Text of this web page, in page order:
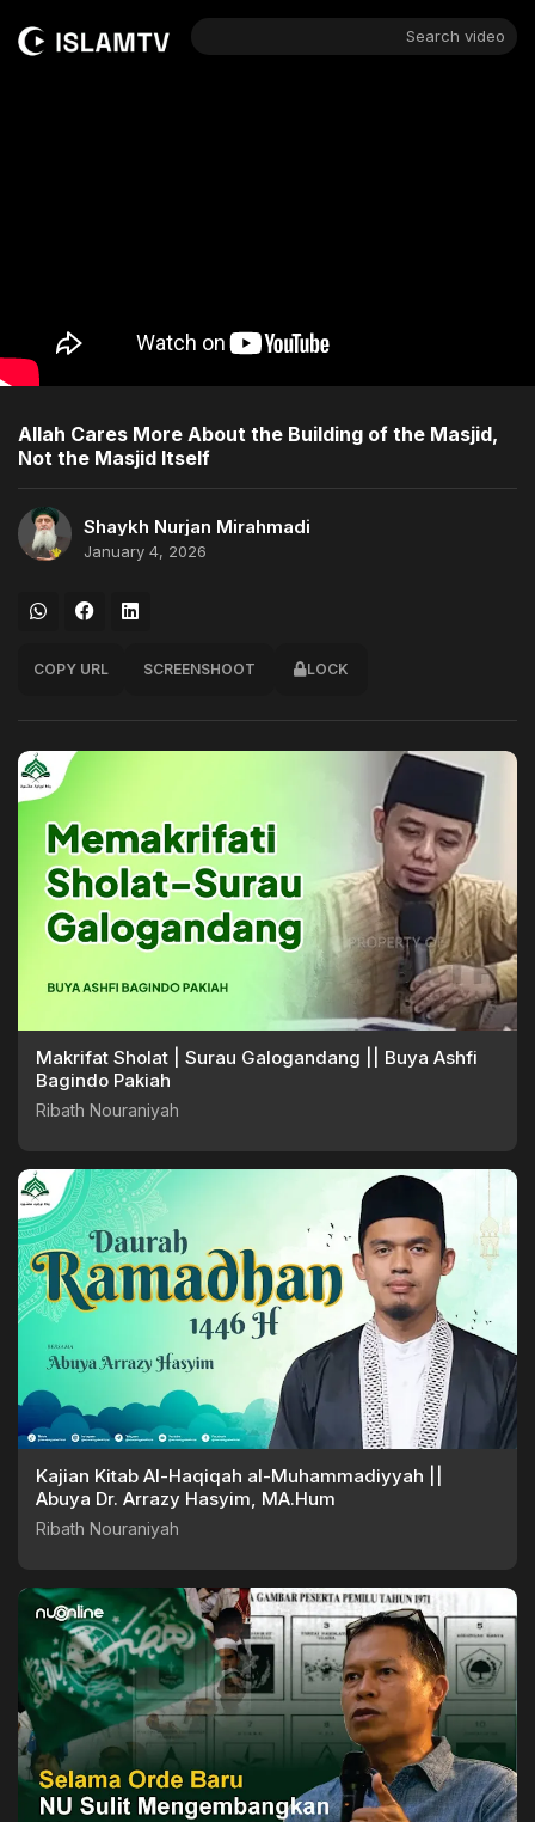
Search video
Allah Cares More About the Building of the Masjid,
Not the Masjid Itself
Shaykh Nurjan Mirahmadi
January 4, 2026
COPY URL SCREENSHOOT LOCK
Makrifat Sholat | Surau Galogandang || Buya Ashfi
Bagindo Pakiah
Ribath Nouraniyah
Kajian Kitab Al-Haqiqah al-Muhammadiyyah ||
Abuya Dr. Arrazy Hasyim, MA.Hum
Ribath Nouraniyah